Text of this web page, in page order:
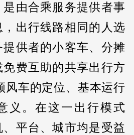
由合乘服务提供者事
出行线路相同的人选
供者的小客车、分摊
费互助的共享出行方
风车的定位、基本运行
义。在这一出行模式
平台、城市均是受益